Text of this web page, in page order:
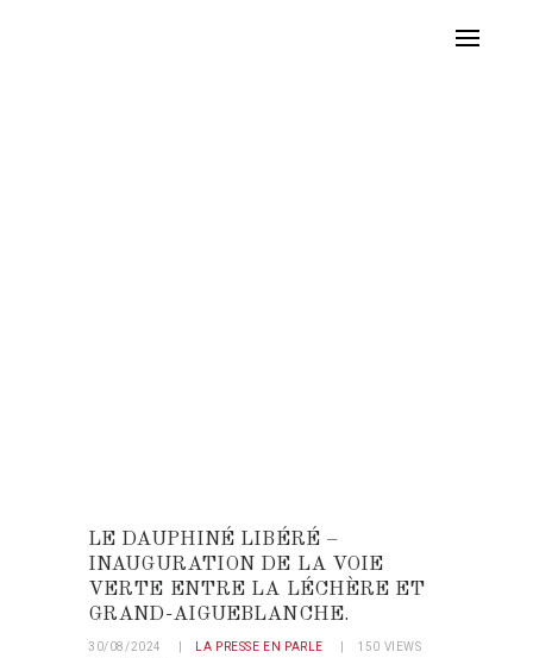
LE DAUPHINÉ LIBÉRÉ –
INAUGURATION DE LA VOIE
VERTE ENTRE LA LÉCHÈRE ET
GRAND-AIGUEBLANCHE.
30/08/2024 LA PRESSE EN PARLE 150 VIEWS